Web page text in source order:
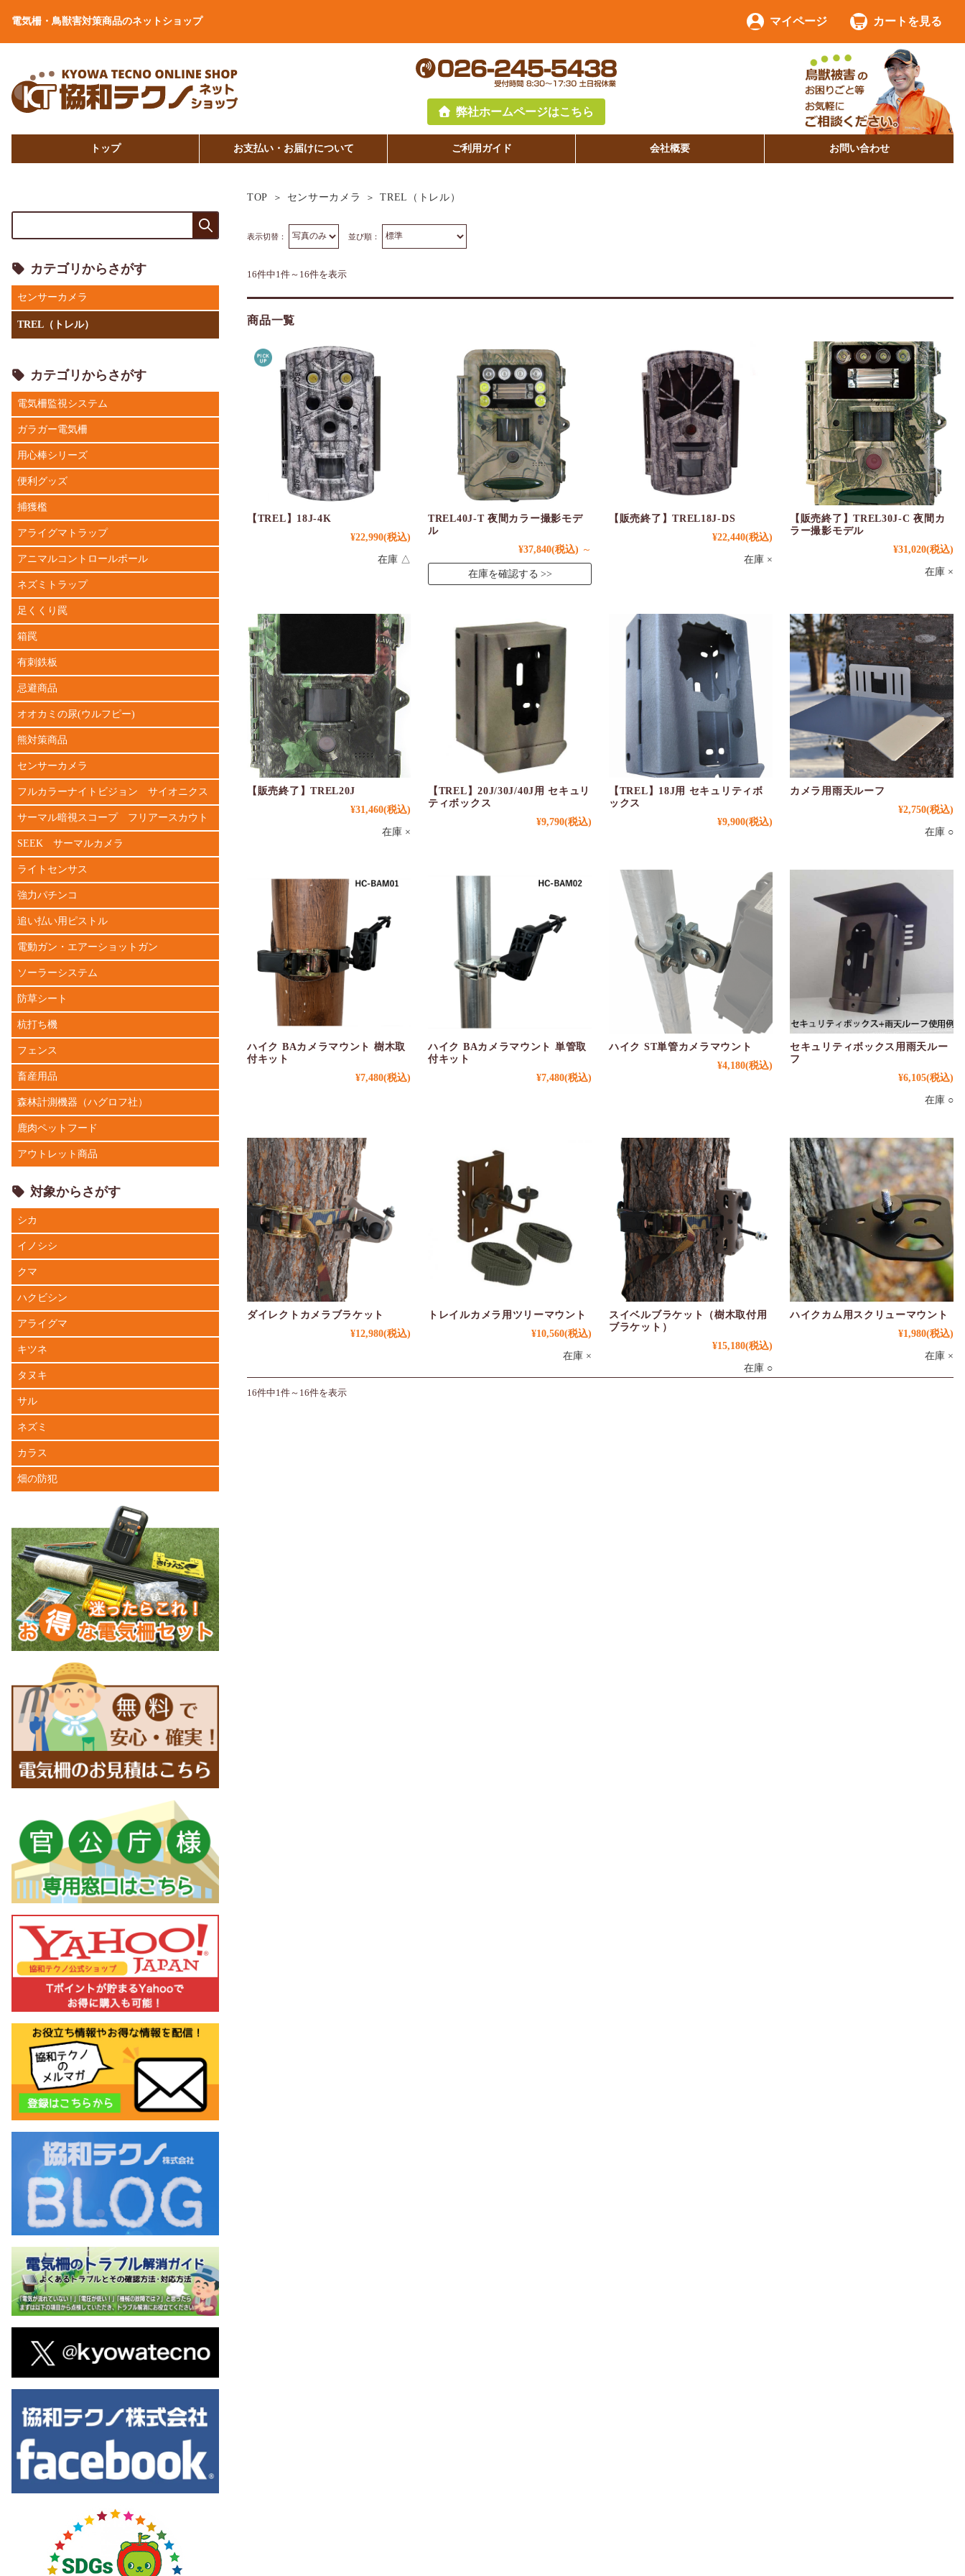
電気柵・鳥獣害対策商品のネットショップ マイページ カートを見る
弊社ホームページはこちら
トップ お支払い・お届けについて ご利用ガイド 会社概要 お問い合わせ
TOP センサーカメラ TREL（トレル）
表示切替： 並び順：
16件中1件～16件を表示
商品一覧
【TREL】18J-4K
¥22,990(税込)
在庫 △
TREL40J-T 夜間カラー撮影モデ
ル
¥37,840(税込) ～
在庫を確認する
【販売終了】TREL18J-DS
¥22,440(税込)
在庫 ×
【販売終了】TREL30J-C 夜間カ
ラー撮影モデル
¥31,020(税込)
在庫 ×
【販売終了】TREL20J
¥31,460(税込)
在庫 ×
【TREL】20J/30J/40J用 セキュリ
ティボックス
¥9,790(税込)
【TREL】18J用 セキュリティボ
ックス
¥9,900(税込)
カメラ用雨天ルーフ
¥2,750(税込)
在庫 ○
ハイク BAカメラマウント 樹木取
付キット
¥7,480(税込)
ハイク BAカメラマウント 単管取
付キット
¥7,480(税込)
ハイク ST単管カメラマウント
¥4,180(税込)
セキュリティボックス用雨天ルー
フ
¥6,105(税込)
在庫 ○
ダイレクトカメラブラケット
¥12,980(税込)
トレイルカメラ用ツリーマウント
¥10,560(税込)
在庫 ×
スイベルブラケット（樹木取付用
ブラケット）
¥15,180(税込)
在庫 ○
ハイクカム用スクリューマウント
¥1,980(税込)
在庫 ×
16件中1件～16件を表示
カテゴリからさがす
センサーカメラ
TREL（トレル）
カテゴリからさがす
電気柵監視システム
ガラガー電気柵
用心棒シリーズ
便利グッズ
捕獲檻
アライグマトラップ
アニマルコントロールポール
ネズミトラップ
足くくり罠
箱罠
有刺鉄板
忌避商品
オオカミの尿(ウルフピー)
熊対策商品
センサーカメラ
フルカラーナイトビジョン サイオニクス
サーマル暗視スコープ フリアースカウト
SEEK サーマルカメラ
ライトセンサス
強力パチンコ
追い払い用ピストル
電動ガン・エアーショットガン
ソーラーシステム
防草シート
杭打ち機
フェンス
畜産用品
森林計測機器（ハグロフ社）
鹿肉ペットフード
アウトレット商品
対象からさがす
シカ
イノシシ
クマ
ハクビシン
アライグマ
キツネ
タヌキ
サル
ネズミ
カラス
畑の防犯